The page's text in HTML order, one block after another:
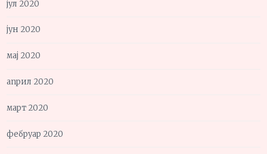
јул 2020
јун 2020
мај 2020
април 2020
март 2020
фебруар 2020